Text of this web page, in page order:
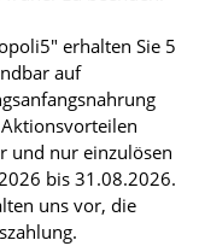
erhalten Sie 5
auf
und nur einzulösen
bis 31.08.2026.
uns vor, die